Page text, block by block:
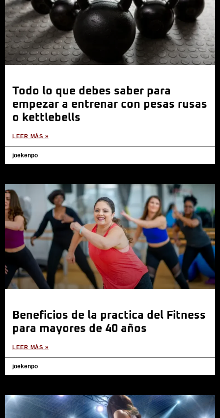
Todo lo que debes saber para
empezar a entrenar con pesas rusas
o kettlebells
LEER MÁS »
joekenpo
Beneficios de la practica del Fitness
para mayores de 40 años
LEER MÁS »
joekenpo